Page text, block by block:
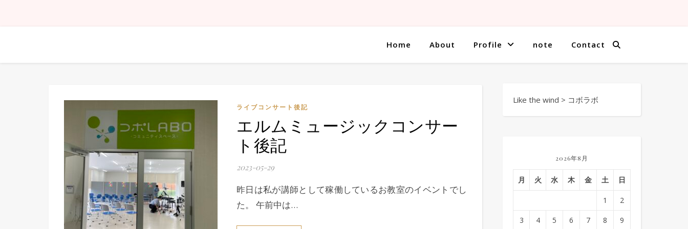
Home About Profile note Contact
ライブコンサート後記
エルムミュージックコンサー
ト後記
2023-05-29
昨日は私が講師として稼働しているお教室のイベントでし
た。 午前中は…
Like the wind > コボラボ
2026年8月
月 火 水 木 金 土 日
1 2
3 4 5 6 7 8 9